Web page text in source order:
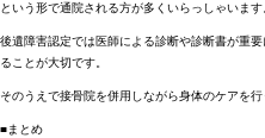
という形で通院される方が多くいらっしゃいます
後遺障害認定では医師による診断や診断書が重
ることが大切です。
そのうえで接骨院を併用しながら身体のケアを
■まとめ